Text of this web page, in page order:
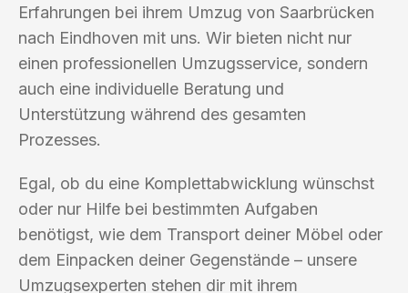
Erfahrungen bei ihrem Umzug von Saarbrücken
nach Eindhoven mit uns. Wir bieten nicht nur
einen professionellen Umzugsservice, sondern
auch eine individuelle Beratung und
Unterstützung während des gesamten
Prozesses.
Egal, ob du eine Komplettabwicklung wünschst
oder nur Hilfe bei bestimmten Aufgaben
benötigst, wie dem Transport deiner Möbel oder
dem Einpacken deiner Gegenstände – unsere
Umzugsexperten stehen dir mit ihrem